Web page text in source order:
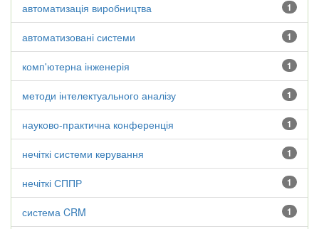
1
автоматизація виробництва
1
автоматизовані системи
1
комп'ютерна інженерія
1
методи інтелектуального аналізу
1
науково-практична конференція
1
нечіткі системи керування
1
нечіткі СППР
1
система CRM